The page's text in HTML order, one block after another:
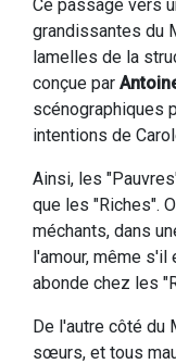
Ce passage vers
grandissantes du
lamelles de la
conçue par
scénographiques
intentions de
Ainsi, les
que les "Riches".
méchants, dans
l'amour, même s'il
abonde chez les
De l'autre côté du
sœurs, et tous